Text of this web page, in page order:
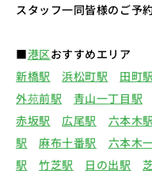
スタッフ一同皆様のご予
■港区おすすめエリア
新橋駅
浜松町駅 田町駅
外苑前駅
青山一丁目駅
赤坂駅
広尾駅 六本木駅
駅
麻布十番駅 六本木
駅
竹芝駅 日の出駅